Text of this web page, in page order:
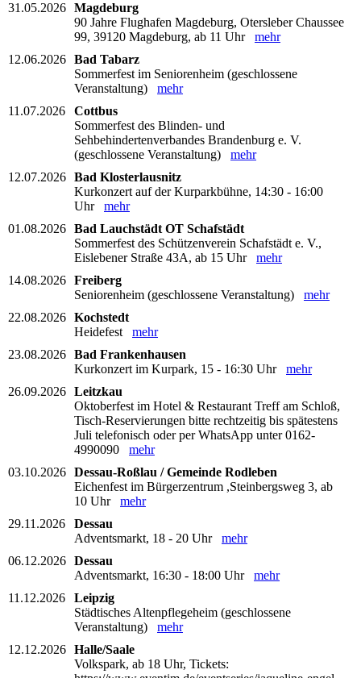
31.05.2026 Magdeburg
90 Jahre Flughafen Magdeburg, Otersleber Chaussee
99, 39120 Magdeburg, ab 11 Uhr mehr
12.06.2026 Bad Tabarz
Sommerfest im Seniorenheim (geschlossene
Veranstaltung) mehr
11.07.2026
Cottbus
Sommerfest des Blinden- und
Sehbehindertenverbandes Brandenburg e. V.
(geschlossene Veranstaltung) mehr
12.07.2026 Bad Klosterlausnitz
Kurkonzert auf der Kurparkbühne, 14:30 - 16:00
Uhr mehr
01.08.2026 Bad Lauchstädt OT Schafstädt
Sommerfest des Schützenverein Schafstädt e. V.,
Eislebener Straße 43A, ab 15 Uhr mehr
14.08.2026 Freiberg
Seniorenheim (geschlossene Veranstaltung) mehr
22.08.2026 Kochstedt
Heidefest mehr
23.08.2026 Bad Frankenhausen
Kurkonzert im Kurpark, 15 - 16:30 Uhr mehr
26.09.2026 Leitzkau
Oktoberfest im Hotel & Restaurant Treff am Schloß,
Tisch-Reservierungen bitte rechtzeitig bis spätestens
Juli telefonisch oder per WhatsApp unter 0162-
4990090 mehr
03.10.2026 Dessau-Roßlau / Gemeinde Rodleben
Eichenfest im Bürgerzentrum ,Steinbergsweg 3, ab
10 Uhr mehr
29.11.2026
Dessau
Adventsmarkt, 18 - 20 Uhr mehr
06.12.2026 Dessau
Adventsmarkt, 16:30 - 18:00 Uhr mehr
11.12.2026
Leipzig
Städtisches Altenpflegeheim (geschlossene
Veranstaltung) mehr
12.12.2026 Halle/Saale
Volkspark, ab 18 Uhr, Tickets: